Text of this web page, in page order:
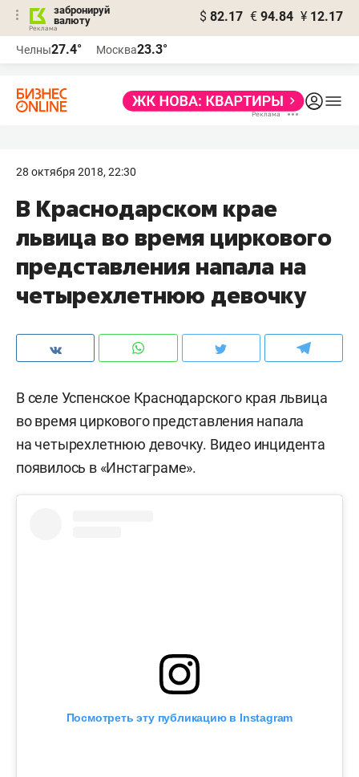
забронируй
валюту
$ 82.17 € 94.84 ¥ 12.17
Челны27.4° Москва23.3°
28 октября 2018, 22:30
В Краснодарском крае
львица во время циркового
представления напала на
четырехлетнюю девочку
В селе Успенское Краснодарского края львица
во время циркового представления напала
на четырехлетнюю девочку. Видео инцидента
появилось в «Инстаграме».
Посмотреть эту публикацию в Instagram